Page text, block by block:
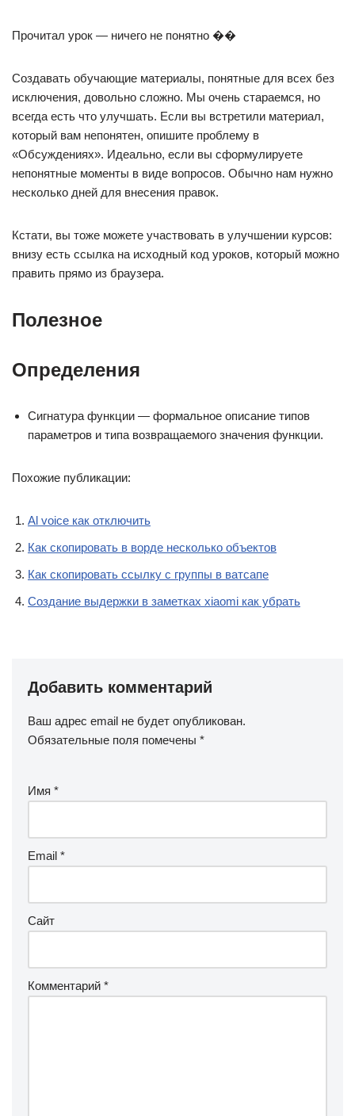
Прочитал урок — ничего не понятно ��
Создавать обучающие материалы, понятные для всех без
исключения, довольно сложно. Мы очень стараемся, но
всегда есть что улучшать. Если вы встретили материал,
который вам непонятен, опишите проблему в
«Обсуждениях». Идеально, если вы сформулируете
непонятные моменты в виде вопросов. Обычно нам нужно
несколько дней для внесения правок.
Кстати, вы тоже можете участвовать в улучшении курсов:
внизу есть ссылка на исходный код уроков, который можно
править прямо из браузера.
Полезное
Определения
Сигнатура функции — формальное описание типов
параметров и типа возвращаемого значения функции.
Похожие публикации:
Al voice как отключить
Как скопировать в ворде несколько объектов
Как скопировать ссылку с группы в ватсапе
Создание выдержки в заметках xiaomi как убрать
Добавить комментарий
Ваш адрес email не будет опубликован.
Обязательные поля помечены *
Имя *
Email *
Сайт
Комментарий *